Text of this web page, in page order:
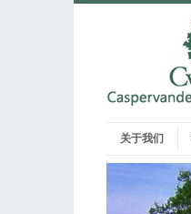
关于我们